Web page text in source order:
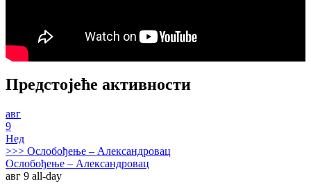
Предстојеће активности
авг
9
Нед
>>> Ослобођење – Александровац
Ослобођење – Александровац
авг 9 all-day